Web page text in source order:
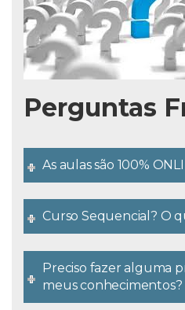
Perguntas
As aulas são 100%
Curso Sequencial? O
Preciso fazer alguma
meus conhecimentos?